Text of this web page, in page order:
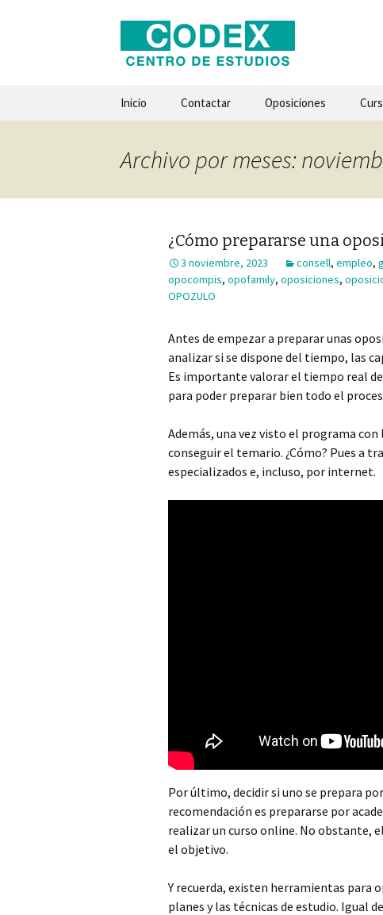
Inicio Contactar Oposiciones
Archivo por meses:
¿Cómo prepararse una
3 noviembre, 2023 consell, empleo,
opocompis, opofamily, oposiciones,
OPOZULO
Antes de empezar a preparar unas
analizar si se dispone del tiempo, las
Es importante valorar el tiempo real
para poder preparar bien todo el
Además, una vez visto el programa con
conseguir el temario. ¿Cómo? Pues a
especializados e, incluso, por internet.
Por último, decidir si uno se prepara
recomendación es prepararse por
realizar un curso online. No obstante,
el objetivo.
Y recuerda, existen herramientas para
planes y las técnicas de estudio. Igual